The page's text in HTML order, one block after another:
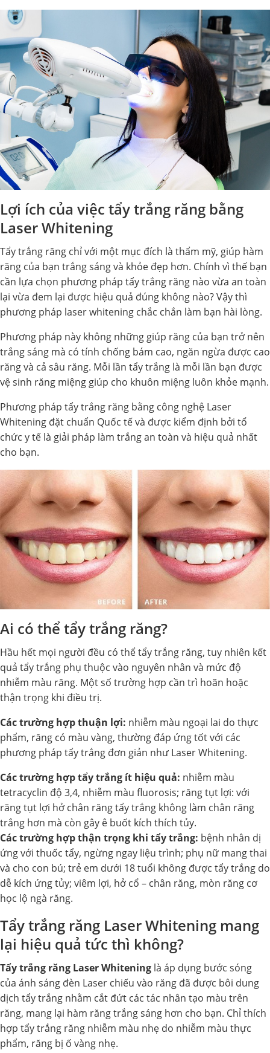
Lợi ích của việc tẩy trắng răng bằng
Laser Whitening
Tẩy trắng răng chỉ với một mục đích là thẩm mỹ, giúp hàm
răng của bạn trắng sáng và khỏe đẹp hơn. Chính vì thế bạn
cần lựa chọn phương pháp tẩy trắng răng nào vừa an toàn
lại vừa đem lại được hiệu quả đúng không nào? Vậy thì
phương pháp laser whitening chắc chắn làm bạn hài lòng.
Phương pháp này không những giúp răng của bạn trở nên
trắng sáng mà có tính chống bám cao, ngăn ngừa được cao
răng và cả sâu răng. Mỗi lần tẩy trắng là mỗi lần bạn được
vệ sinh răng miệng giúp cho khuôn miệng luôn khỏe mạnh.
Phương pháp tẩy trắng răng bằng công nghệ Laser
Whitening đặt chuẩn Quốc tế và được kiểm định bởi tổ
chức y tế là giải pháp làm trắng an toàn và hiệu quả nhất
cho bạn.
Ai có thể tẩy trắng răng?
Hầu hết mọi người đều có thể tẩy trắng răng, tuy nhiên kết
quả tẩy trắng phụ thuộc vào nguyên nhân và mức độ
nhiễm màu răng. Một số trường hợp cần trì hoãn hoặc
thận trọng khi điều trị.
Các trường hợp thuận lợi: nhiễm màu ngoại lai do thực
phẩm, răng có màu vàng, thường đáp ứng tốt với các
phương pháp tẩy trắng đơn giản như Laser Whitening.
Các trường hợp tẩy trắng ít hiệu quả: nhiễm màu
tetracyclin độ 3,4, nhiễm màu fluorosis; răng tụt lợi: với
răng tụt lợi hở chân răng tẩy trắng không làm chân răng
trắng hơn mà còn gây ê buốt kích thích tủy.
Các trường hợp thận trọng khi tẩy trắng: bệnh nhân dị
ứng với thuốc tẩy, ngừng ngay liệu trình; phụ nữ mang thai
và cho con bú; trẻ em dưới 18 tuổi không được tẩy trắng do
dễ kích ứng tủy; viêm lợi, hở cổ – chân răng, mòn răng cơ
học lộ ngà răng.
Tẩy trắng răng Laser Whitening mang
lại hiệu quả tức thì không?
Tẩy trắng răng Laser Whitening là áp dụng bước sóng
của ánh sáng đèn Laser chiếu vào răng đã được bôi dung
dịch tẩy trắng nhằm cắt đứt các tác nhân tạo màu trên
răng, mang lại hàm răng trắng sáng hơn cho bạn. Chỉ thích
hợp tẩy trắng răng nhiễm màu nhẹ do nhiễm màu thực
phẩm, răng bị ố vàng nhẹ.